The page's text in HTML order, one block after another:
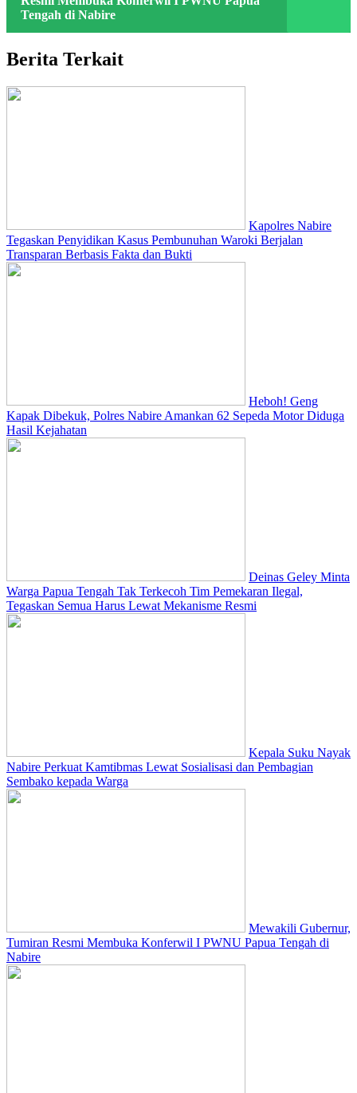
Tengah di Nabire
Berita Terkait
Kapolres Nabire
Tegaskan Penyidikan Kasus Pembunuhan Waroki Berjalan
Transparan Berbasis Fakta dan Bukti
Heboh! Geng
Kapak Dibekuk, Polres Nabire Amankan 62 Sepeda Motor Diduga
Hasil Kejahatan
Deinas Geley Minta
Warga Papua Tengah Tak Terkecoh Tim Pemekaran Ilegal,
Tegaskan Semua Harus Lewat Mekanisme Resmi
Kepala Suku Nayak
Nabire Perkuat Kamtibmas Lewat Sosialisasi dan Pembagian
Sembako kepada Warga
Mewakili Gubernur,
Tumiran Resmi Membuka Konferwil I PWNU Papua Tengah di
Nabire